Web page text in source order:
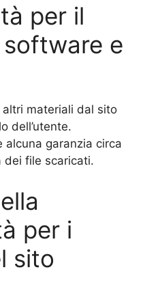
per il
e
materiali dal sito
dell’utente.
alcuna garanzia circa
dei file scaricati.
per i
sito